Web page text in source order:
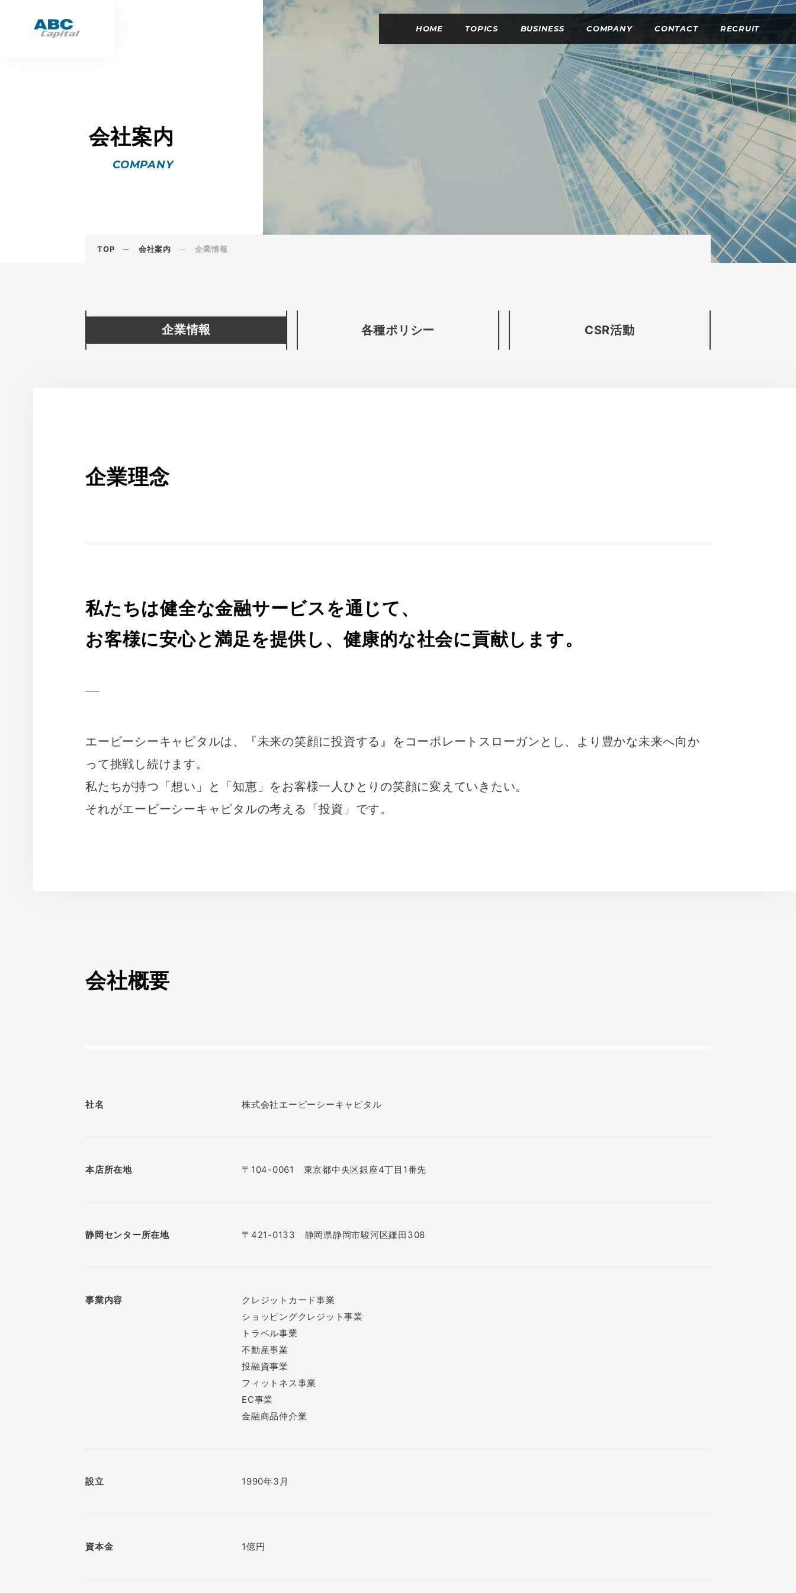
HOME TOPICS BUSINESS COMPANY CONTACT RECRUIT
会社案内
COMPANY
TOP 会社案内 企業情報
企業情報 各種ポリシー CSR活動
企業理念
私たちは健全な金融サービスを通 じて、
お客様に安心と満足を提供し 、健康的な社会に貢献し ま す。
エービーシーキャピタルは、『未来の笑顔に投資する』をコーポレートスローガンとし、より豊かな未来へ向か
って挑戦し続けます。
私たちが持つ「想い」と「知恵」をお客様一人ひとりの笑顔に変えていきたい。
それがエービーシーキャピタルの考える「投資」です。
会社概要
社名 株式会社エービーシーキャピタル
本店所在地 〒104-0061 東京都中央区銀座4丁目1番先
静岡センター所在地 〒421-0133 静岡県静岡市駿河区鎌田308
事業内容
クレジットカード事業
ショッピングクレジット事業
トラベル事業
不動産事業
投融資事業
フィットネス事業
EC事業
金融商品仲介業
設立 1990年3月
資本金 1億円